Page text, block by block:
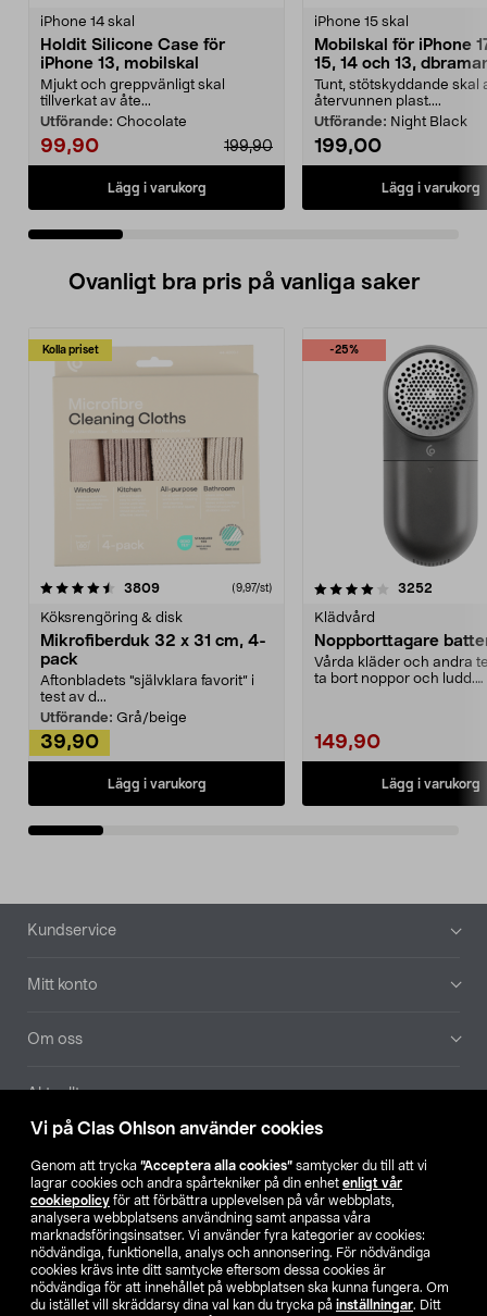
Vi på Clas Ohlson använder cookies
Genom att trycka ”Acceptera alla cookies” samtycker du till att vi
lagrar cookies och andra spårtekniker på din enhet enligt vår
cookiepolicy för att förbättra upplevelsen på vår webbplats,
analysera webbplatsens användning samt anpassa våra
marknadsföringsinsatser. Vi använder fyra kategorier av cookies:
nödvändiga, funktionella, analys och annonsering. För nödvändiga
cookies krävs inte ditt samtycke eftersom dessa cookies är
nödvändiga för att innehållet på webbplatsen ska kunna fungera. Om
du istället vill skräddarsy dina val kan du trycka på inställningar. Ditt
iPhone 14 skal
Holdit Silicone Case för
iPhone 13, mobilskal
Mjukt och greppvänligt skal
tillverkat av åte...
Utförande: Chocolate
99,90 199,90
Lägg i varukorg
iPhone 15 skal
Mobilskal för iPhone
15, 14 och 13,
Greenland
Tunt, stötskyddande skal
återvunnen plast....
Utförande: Night Black
199,00
Lägg i varukorg
Ovanligt bra pris på vanliga saker
Kolla priset
3809recensioner (9,97/st)
Köksrengöring & disk
Mikrofiberduk 32 x 31 cm, 4-
pack
Aftonbladets "självklara favorit” i
test av d...
Utförande: Grå/beige
39,90
Lägg i varukorg
-25%
4.0av 5 stjärnor 3252
Klädvård
Noppborttagare
Vårda kläder och andra
ta bort noppor och ludd.
149,90
Lägg i varukorg
4.5av 5 stjärnor
Sidfot
Kundservice
Mitt konto
Om oss
Aktuellt
Hitta butik
SE NO FI